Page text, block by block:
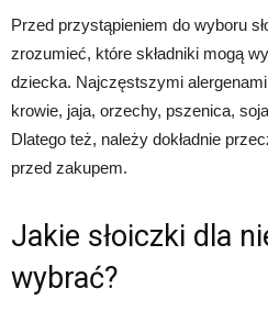
Przed przystąpieniem do wyboru
zrozumieć, które składniki mogą
dziecka. Najczęstszymi
krowie, jaja, orzechy, pszenica,
Dlatego też, należy dokładnie
przed zakupem.
Jakie słoiczki dla
wybrać?